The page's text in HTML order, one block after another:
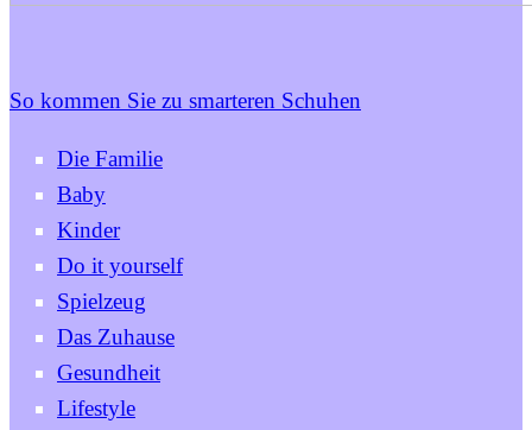
So kommen Sie zu smarteren Schuhen
Die Familie
Baby
Kinder
Do it yourself
Spielzeug
Das Zuhause
Gesundheit
Lifestyle